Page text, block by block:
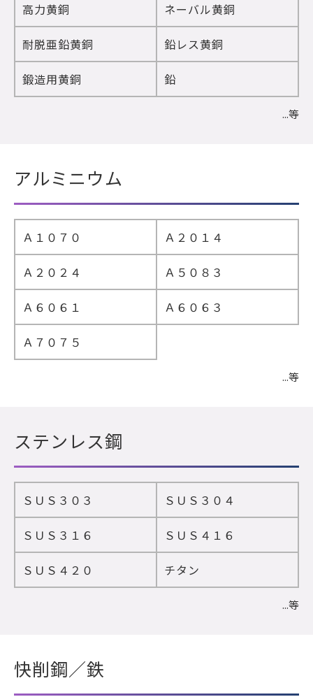
高力黄銅 ネーバル黄銅
耐脱亜鉛黄銅 鉛レス黄銅
鍛造用黄銅 鉛
...等
アルミニウム
Ａ１０７０ Ａ２０１４
Ａ２０２４ Ａ５０８３
Ａ６０６１ Ａ６０６３
Ａ７０７５
...等
ステンレス鋼
ＳＵＳ３０３ ＳＵＳ３０４
ＳＵＳ３１６ ＳＵＳ４１６
ＳＵＳ４２０ チタン
...等
快削鋼／鉄